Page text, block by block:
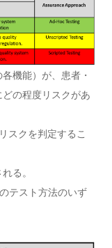
機能）が、患者・
の程度リスクがあ
スクを判定するこ
る。
テスト方法のいず